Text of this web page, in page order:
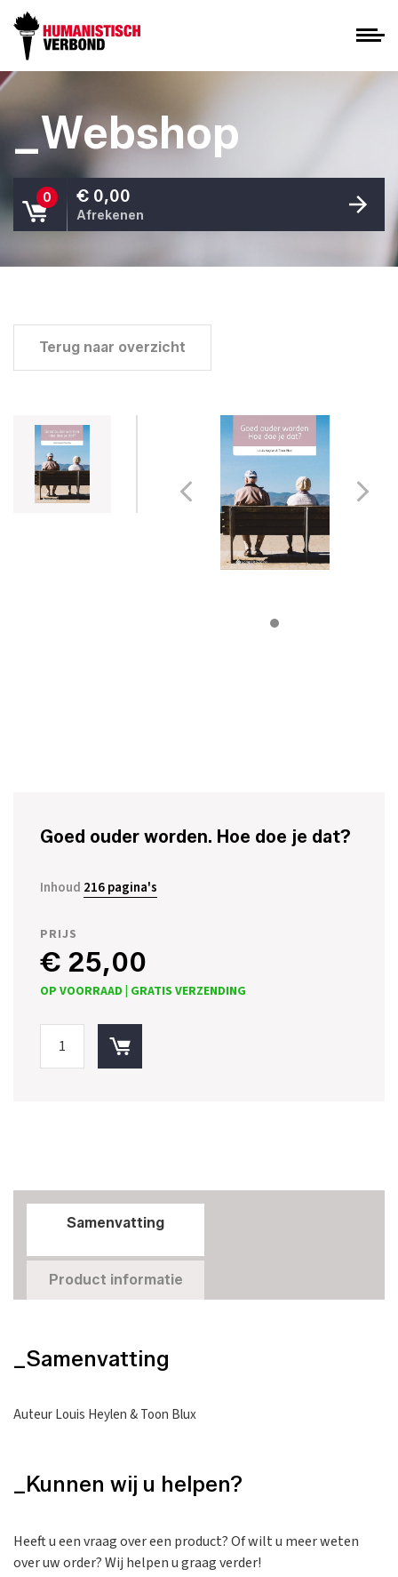
_Webshop
0 € 0,00
Afrekenen
Terug naar overzicht
Goed ouder worden. Hoe doe je dat?
Inhoud 216 pagina's
PRIJS
€ 25,00
OP VOORRAAD | GRATIS VERZENDING
Samenvatting
Product informatie
_Samenvatting
Auteur Louis Heylen & Toon Blux
_Kunnen wij u helpen?
Heeft u een vraag over een product? Of wilt u meer weten
over uw order? Wij helpen u graag verder!